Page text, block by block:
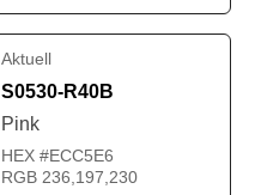
Aktuell
S0530-R40B
Pink
HEX #ECC5E6
RGB 236,197,230